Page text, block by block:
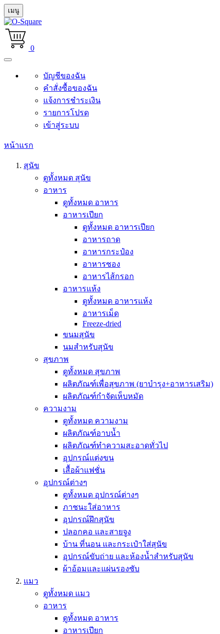
เมนู
0
บัญชีของฉัน
คำสั่งซื้อของฉัน
แจ้งการชำระเงิน
รายการโปรด
เข้าสู่ระบบ
หน้าแรก
สุนัข
ดูทั้งหมด สุนัข
อาหาร
ดูทั้งหมด อาหาร
อาหารเปียก
ดูทั้งหมด อาหารเปียก
อาหารถาด
อาหารกระป๋อง
อาหารซอง
อาหารไส้กรอก
อาหารแห้ง
ดูทั้งหมด อาหารแห้ง
อาหารเม็ด
Freeze-dried
ขนมสุนัข
นมสำหรับสุนัข
สุขภาพ
ดูทั้งหมด สุขภาพ
ผลิตภัณฑ์เพื่อสุขภาพ (ยาบำรุง+อาหารเสริม)
ผลิตภัณฑ์กำจัดเห็บหมัด
ความงาม
ดูทั้งหมด ความงาม
ผลิตภัณฑ์อาบน้ำ
ผลิตภัณฑ์ทำความสะอาดทั่วไป
อุปกรณ์แต่งขน
เสื้อผ้าแฟชั่น
อุปกรณ์ต่างๆ
ดูทั้งหมด อุปกรณ์ต่างๆ
ภาชนะใส่อาหาร
อุปกรณ์ฝึกสุนัข
ปลอกคอ และสายจูง
บ้าน ที่นอน และกระเป๋าใส่สุนัข
อุปกรณ์ขับถ่าย และห้องน้ำสำหรับสุนัข
ผ้าอ้อมและแผ่นรองซับ
แมว
ดูทั้งหมด แมว
อาหาร
ดูทั้งหมด อาหาร
อาหารเปียก